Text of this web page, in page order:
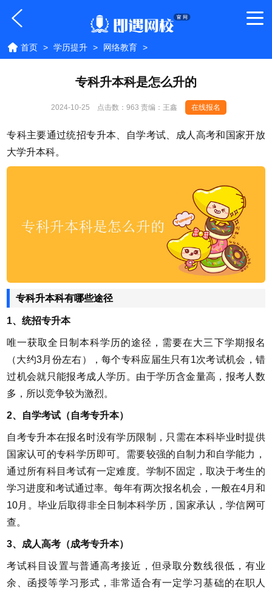
首页 > 学历提升 > 网络教育 >
专科升本科是怎么升的
2024-10-25 点击数： 963 责编：王鑫 在线报名
专科主要通过统招专升本、自学考试、成人高考和国家开放
大学升本科。
专科升本科有哪些途径
1、统招专升本
唯一获取全日制本科学历的途径，需要在大三下学期报名
（大约3月份左右），每个专科应届生只有1次考试机会，错
过机会就只能报考成人学历。由于学历含金量高，报考人数
多，所以竞争较为激烈。
2、 自学考试 （自考专升本）
自考专升本在报名时没有学历限制，只需在本科毕业时提供
国家认可的专科学历即可。需要较强的自制力和自学能力，
通过所有科目考试有一定难度。学制不固定，取决于考生的
学习进度和考试通过率。每年有两次报名机会，一般在4月和
10月。毕业后取得非全日制本科学历，国家承认，学信网可
查。
3、成人高考（成考专升本）
考试科目设置与普通高考接近，但录取分数线很低，有业
余、函授等学习形式，非常适合有一定学习基础的在职人